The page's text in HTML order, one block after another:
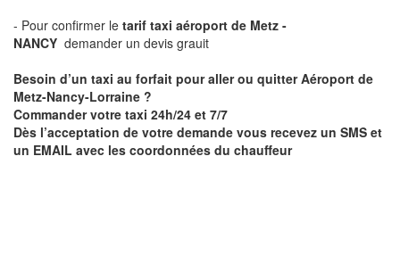
- Pour confirmer le tarif taxi aéroport de Metz -
NANCY demander un devis grauit
Besoin d’un taxi au forfait pour aller ou quitter Aéroport de
Metz-Nancy-Lorraine ?
Commander votre taxi 24h/24 et 7/7
Dès l’acceptation de votre demande vous recevez un SMS et
un EMAIL avec les coordonnées du chauffeur